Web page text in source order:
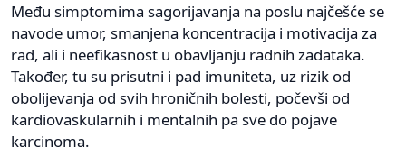
Među simptomima sagorijavanja na poslu najčešće se
navode umor, smanjena koncentracija i motivacija za
rad, ali i neefikasnost u obavljanju radnih zadataka.
Također, tu su prisutni i pad imuniteta, uz rizik od
obolijevanja od svih hroničnih bolesti, počevši od
kardiovaskularnih i mentalnih pa sve do pojave
karcinoma.